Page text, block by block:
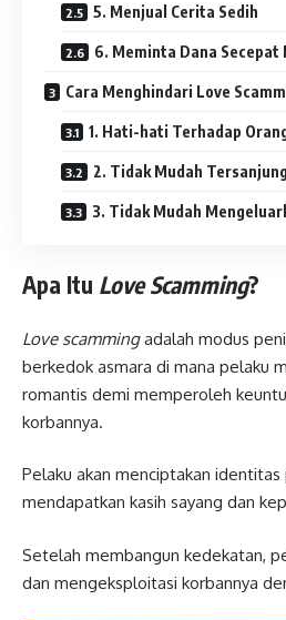
5. Menjual Cerita Sedih
6. Meminta Dana Secepat
Cara Menghindari Love
1. Hati-hati Terhadap
2. Tidak Mudah Tersanjung
3. Tidak Mudah
Apa Itu Love Scamming?
Love scammingadalah modus
berkedok asmara di mana pelaku
romantis demi memperoleh
korbannya.
Pelaku akan menciptakan identitas
mendapatkan kasih sayang dan
Setelah membangun kedekatan,
dan mengeksploitasi korbannya